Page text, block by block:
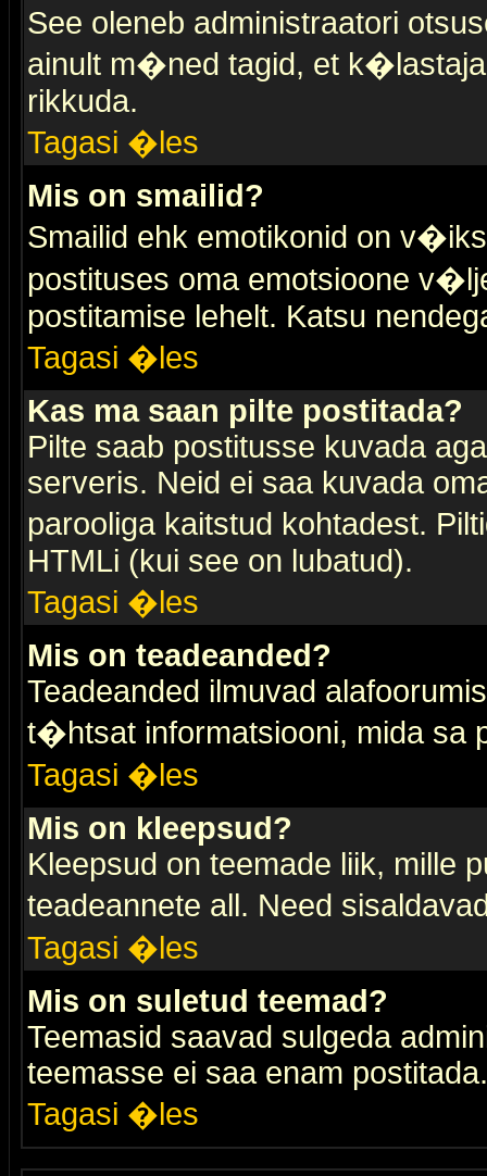
See oleneb administraatori
ainult m�ned tagid, et
rikkuda.
Tagasi �les
Mis on smailid?
Smailid ehk emotikonid on
postituses oma emotsioone
postitamise lehelt. Katsu
Tagasi �les
Kas ma saan pilte postitada?
Pilte saab postitusse kuvada
serveris. Neid ei saa kuvada
parooliga kaitstud kohtadest.
HTMLi (kui see on lubatud).
Tagasi �les
Mis on teadeanded?
Teadeanded ilmuvad
t�htsat informatsiooni, mida sa
Tagasi �les
Mis on kleepsud?
Kleepsud on teemade liik, mille
teadeannete all. Need
Tagasi �les
Mis on suletud teemad?
Teemasid saavad sulgeda
teemasse ei saa enam postitada.
Tagasi �les